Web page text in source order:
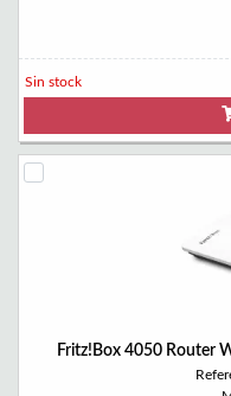
Sin stock
Fritz!Box 4050 Router